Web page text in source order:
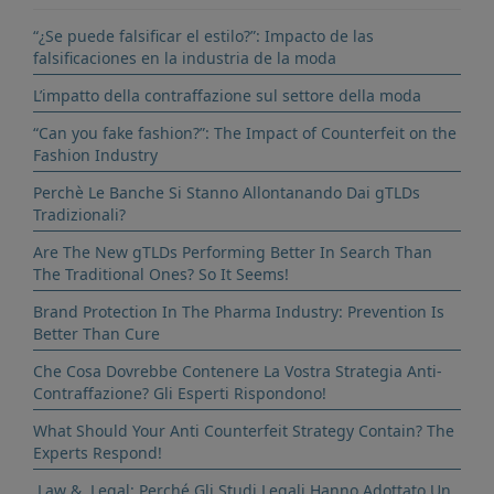
“¿Se puede falsificar el estilo?”: Impacto de las
falsificaciones en la industria de la moda
L’impatto della contraffazione sul settore della moda
“Can you fake fashion?”: The Impact of Counterfeit on the
Fashion Industry
Perchè Le Banche Si Stanno Allontanando Dai gTLDs
Tradizionali?
Are The New gTLDs Performing Better In Search Than
The Traditional Ones? So It Seems!
Brand Protection In The Pharma Industry: Prevention Is
Better Than Cure
Che Cosa Dovrebbe Contenere La Vostra Strategia Anti-
Contraffazione? Gli Esperti Rispondono!
What Should Your Anti Counterfeit Strategy Contain? The
Experts Respond!